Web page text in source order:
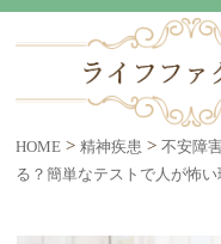
HOME >精神疾患 >不安障
る？簡単なテストで人が怖